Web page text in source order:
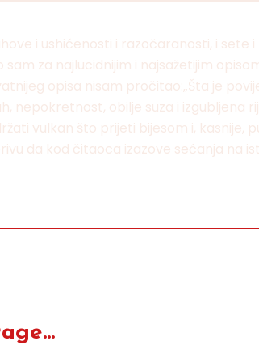
i ushićenosti i razočaranosti, i sete
za najlucidnijim i najsažetijim
opisa nisam pročitao:„Šta je
nepokretnost, obilje suza i izgubljena
vulkan što prijeti bijesom i, kasnije,
da kod čitaoca izazove sećanja na